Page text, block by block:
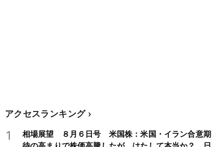
アクセスランキング
1
相場展望 ８月６日号 米国株：米国・イラン合意期